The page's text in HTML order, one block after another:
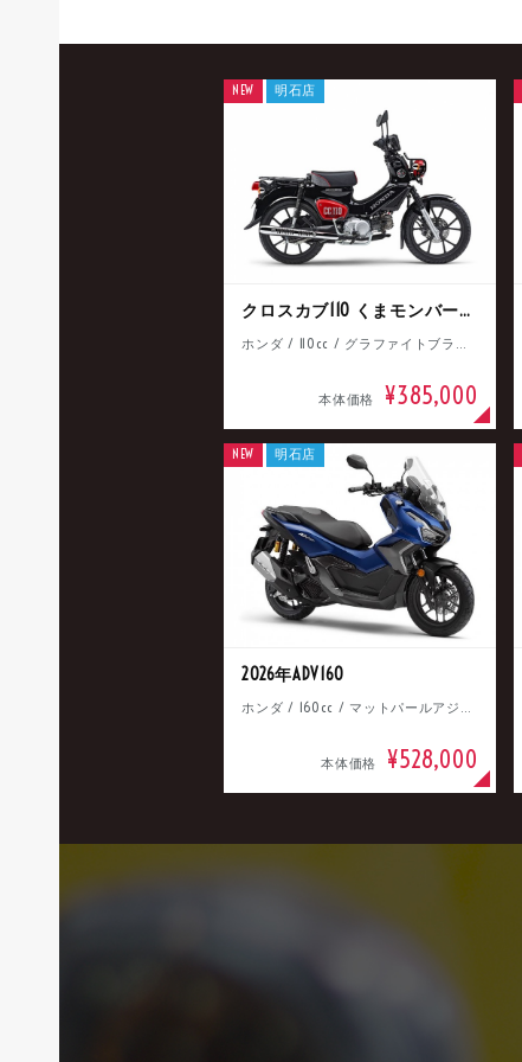
クロスカブ110 くまモンバージョン
ホンダ / 110cc / グラファイトブラック
本体価格 ¥385,000
NEW 明石店
2026年ADV160
ホンダ / 160cc / マットパールアジャイルブルー
本体価格 ¥528,000
NEW 明石店